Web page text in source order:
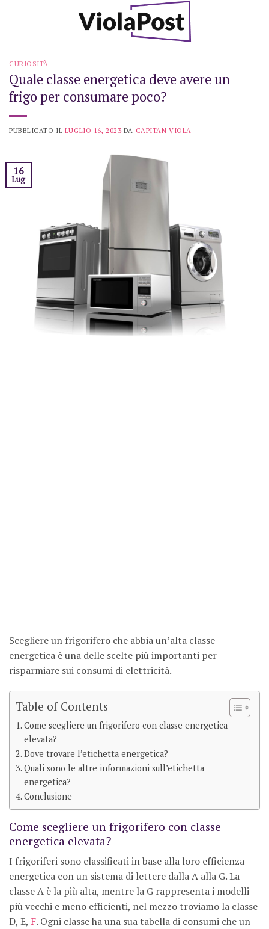
CURIOSITÀ
Quale classe energetica deve avere un
frigo per consumare poco?
PUBBLICATO IL LUGLIO 16, 2023 DA CAPITAN VIOLA
16
Lug
Scegliere un frigorifero che abbia un’alta classe
energetica è una delle scelte più importanti per
risparmiare sui consumi di elettricità.
Table of Contents
Come scegliere un frigorifero con classe energetica
elevata?
Dove trovare l’etichetta energetica?
Quali sono le altre informazioni sull’etichetta
energetica?
Conclusione
Come scegliere un frigorifero con classe
energetica elevata?
I frigoriferi sono classificati in base alla loro efficienza
energetica con un sistema di lettere dalla A alla G. La
classe A è la più alta, mentre la G rappresenta i modelli
più vecchi e meno efficienti, nel mezzo troviamo la classe
D, E, F. Ogni classe ha una sua tabella di consumi che un